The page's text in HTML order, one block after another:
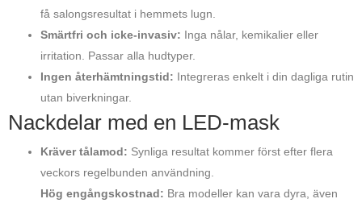
få salongsresultat i hemmets lugn.
Smärtfri och icke-invasiv: Inga nålar, kemikalier eller
irritation. Passar alla hudtyper.
Ingen återhämtningstid: Integreras enkelt i din dagliga rutin
utan biverkningar.
Nackdelar med en LED-mask
Kräver tålamod: Synliga resultat kommer först efter flera
veckors regelbunden användning.
Hög engångskostnad: Bra modeller kan vara dyra, även